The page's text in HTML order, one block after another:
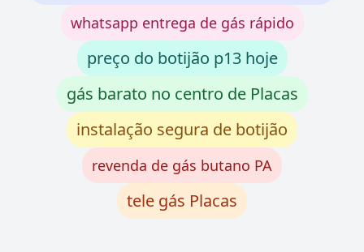
whatsapp entrega de gás rápido
preço do botijão p13 hoje
gás barato no centro de Placas
instalação segura de botijão
revenda de gás butano PA
tele gás Placas